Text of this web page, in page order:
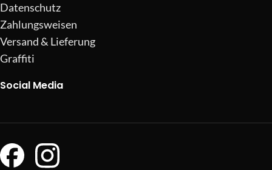
Datenschutz
Zahlungsweisen
Versand & Lieferung
Graffiti
Social Media